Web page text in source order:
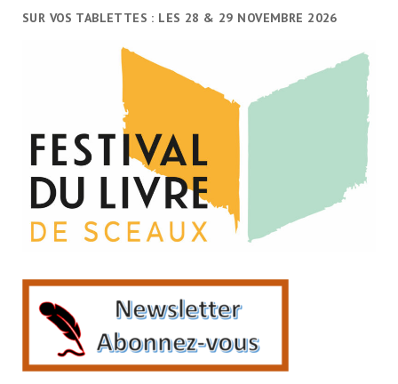
SUR VOS TABLETTES : LES 28 & 29 NOVEMBRE 2026